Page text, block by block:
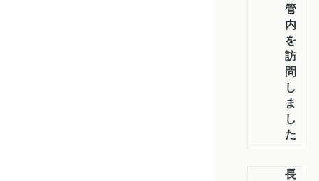
管
内
を
訪
問
し
ま
し
た
長